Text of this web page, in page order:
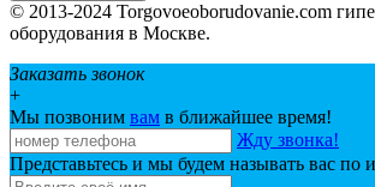
© 2013-2024 Torgovoeoborudovanie.com
оборудования в Москве.
Заказать звонок
+
Мы позвоним вам в ближайшее время!
Жду звонка!
Представьтесь и мы будем называть вас по